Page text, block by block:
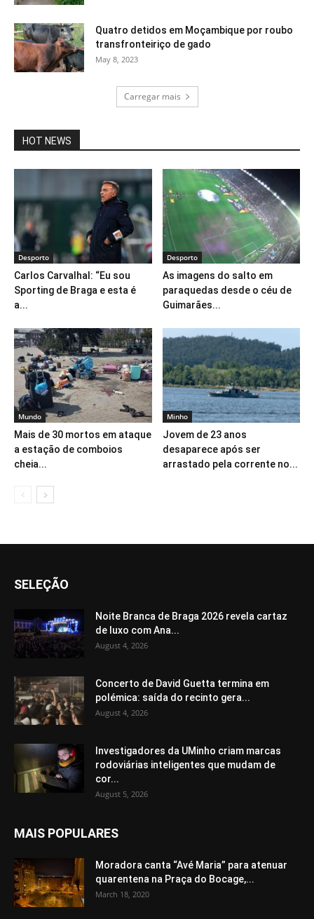
Quatro detidos em Moçambique por roubo
transfronteiriço de gado
May 8, 2023
Carregar mais
HOT NEWS
Desporto
Carlos Carvalhal: “Eu sou
Sporting de Braga e esta é
a...
Desporto
As imagens do salto em
paraquedas desde o céu de
Guimarães...
Mundo
Mais de 30 mortos em ataque
a estação de comboios
cheia...
Minho
Jovem de 23 anos
desaparece após ser
arrastado pela corrente no...
SELEÇÃO
Noite Branca de Braga 2026 revela cartaz
de luxo com Ana...
August 4, 2026
Concerto de David Guetta termina em
polémica: saída do recinto gera...
August 4, 2026
Investigadores da UMinho criam marcas
rodoviárias inteligentes que mudam de
cor...
August 5, 2026
MAIS POPULARES
Moradora canta “Avé Maria” para atenuar
quarentena na Praça do Bocage,...
March 18, 2020